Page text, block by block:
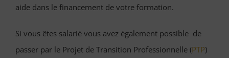
aide dans le financement de votre formation.
Si vous êtes salarié vous avez également possible de
passer par le Projet de Transition Professionnelle (PTP)